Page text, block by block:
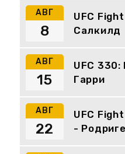
АВГ
UFC
Салкилд
8
АВГ
UFC
Гарри
15
АВГ
UFC
-
22